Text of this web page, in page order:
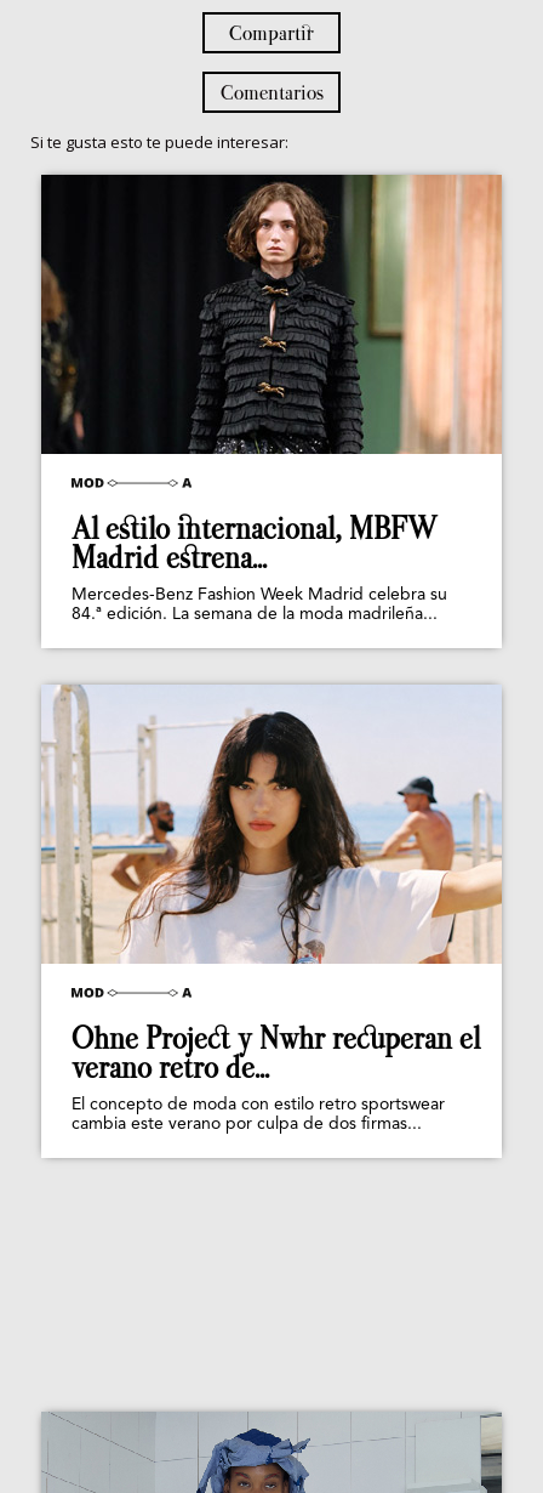
Compartir
Comentarios
Si te gusta esto te puede interesar:
Al estilo internacional, MBFW
Madrid estrena...
Mercedes-Benz Fashion Week Madrid celebra su
84.ª edición. La semana de la moda madrileña...
Ohne Project y Nwhr recuperan el
verano retro de...
El concepto de moda con estilo retro sportswear
cambia este verano por culpa de dos firmas...